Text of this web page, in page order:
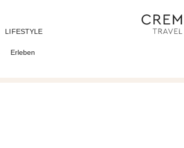
Erleben
LIFESTYLE